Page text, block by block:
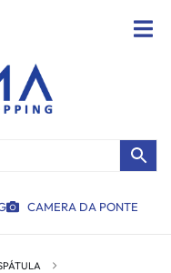
CAMERA DA PONTE